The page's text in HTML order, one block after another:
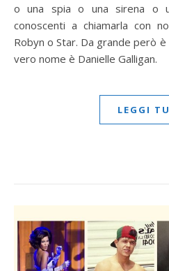
o una spia o una sirena o
conoscenti a chiamarla con
Robyn o Star. Da grande però
vero nome è Danielle Galligan.
LEGGI